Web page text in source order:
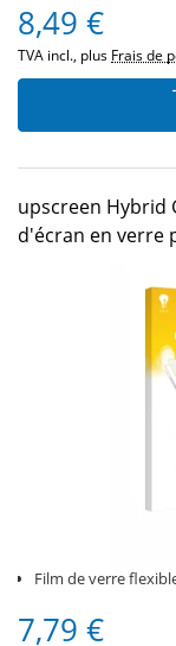
8,49 €
TVA incl., plus Frais de
upscreen Hybrid
d'écran en verre
Film de verre
7,79 €